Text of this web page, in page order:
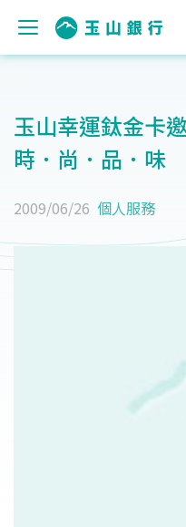
玉山幸運鈦金卡
時．尚．品．味
2009/06/26 個人服務